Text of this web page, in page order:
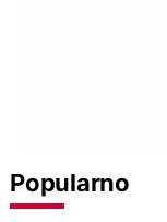
Popularno